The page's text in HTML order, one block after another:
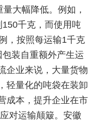
大幅降低。例如，
千克，而使用吨
，按照每运输1千克
装自重额外产生运
企业来说，大量货物
轻量化的吨袋在装卸
成本，提升企业在市
对运输颠簸。安徽